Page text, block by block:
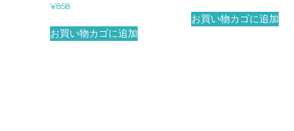
¥858
お買い物カゴに追加
お買い物カゴに追加